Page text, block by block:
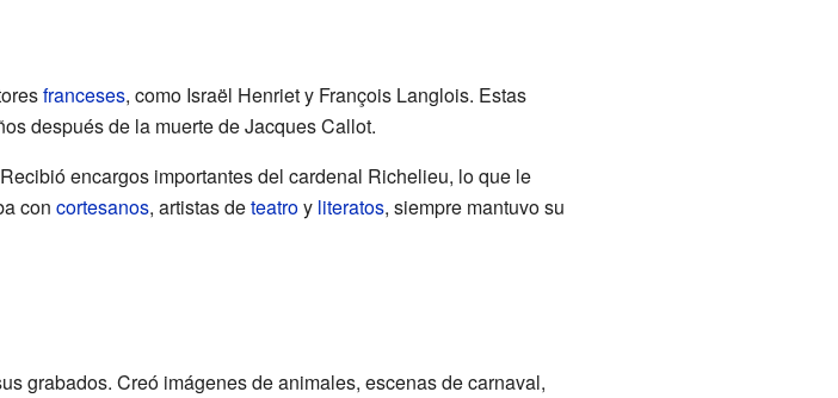
franceses, como Israël Henriet y François Langlois. Estas
después de la muerte de Jacques Callot.
encargos importantes del cardenal Richelieu, lo que le
con cortesanos, artistas deteatroy literatos, siempre mantuvo su
grabados. Creó imágenes de animales, escenas de carnaval,